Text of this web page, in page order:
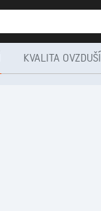
KVALITA OVZDUŠÍ